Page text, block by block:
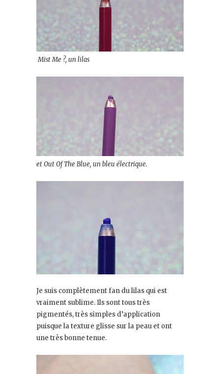
Mist Me ?, un lilas
et Out Of The Blue, un bleu électrique.
Je suis complètement fan du lilas qui est
vraiment sublime. Ils sont tous très
pigmentés, très simples d’application
puisque la texture glisse sur la peau et ont
une très bonne tenue.